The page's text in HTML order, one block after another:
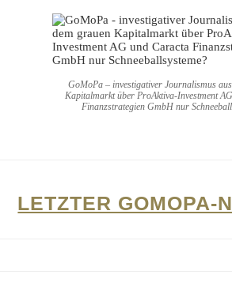
GoMoPa – investigativer Journalismus
Kapitalmarkt über ProAktiva-Investment
Finanzstrategien GmbH nur
LETZTER GOMOPA-